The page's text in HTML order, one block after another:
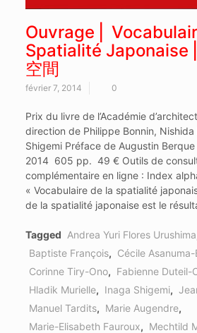
Ouvrage ⎜
Spatialité Japonaise
空間
février 7, 2014 0
Prix du livre de l’Académie
direction de Philippe Bonnin,
Shigemi Préface de Augustin
2014 605 pp. 49 € Outils de
complémentaire en ligne : Index
« Vocabulaire de la spatialité
de la spatialité japonaise est le
Tagged Andrea Yuri Flores Urushima
Baptiste François, Cécile
Corinne Tiry-Ono, Fabienne Duteil-
Hladik Murielle, Inaga Shigemi,
Manuel Tardits, Marie Augendre,
Marie-Elisabeth Fauroux, Mechtild